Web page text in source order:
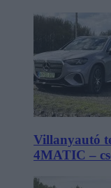
Villanyautó
4MATIC –